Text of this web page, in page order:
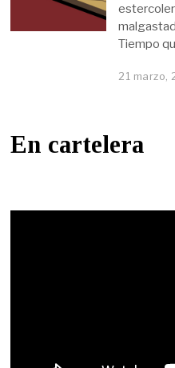
Tiempo
21 marzo,
En cartelera